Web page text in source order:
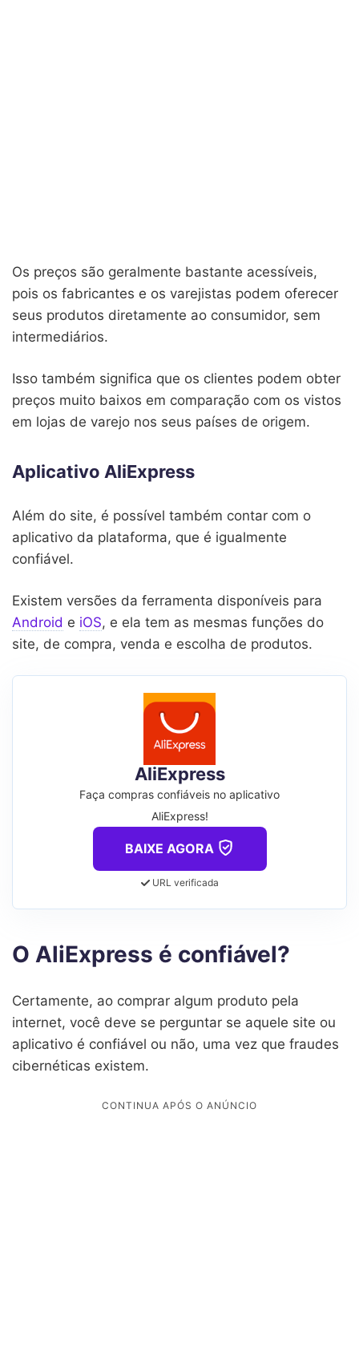
Os preços são geralmente bastante acessíveis,
pois os fabricantes e os varejistas podem oferecer
seus produtos diretamente ao consumidor, sem
intermediários.
Isso também significa que os clientes podem obter
preços muito baixos em comparação com os vistos
em lojas de varejo nos seus países de origem.
Aplicativo AliExpress
Além do site, é possível também contar com o
aplicativo da plataforma, que é igualmente
confiável.
Existem versões da ferramenta disponíveis para
Android e iOS, e ela tem as mesmas funções do
site, de compra, venda e escolha de produtos.
AliExpress
Faça compras confiáveis no aplicativo
AliExpress!
BAIXE AGORA
URL verificada
O AliExpress é confiável?
Certamente, ao comprar algum produto pela
internet, você deve se perguntar se aquele site ou
aplicativo é confiável ou não, uma vez que fraudes
cibernéticas existem.